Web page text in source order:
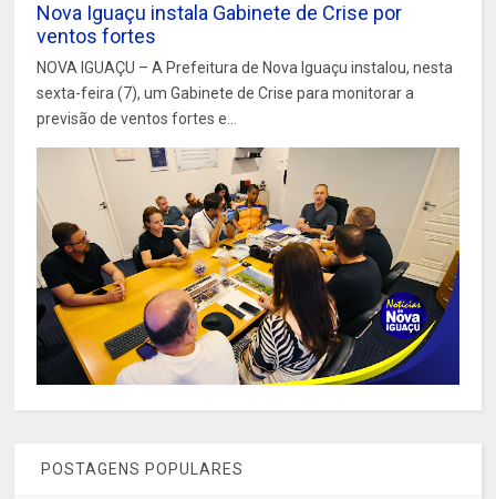
Nova Iguaçu instala Gabinete de Crise por
ventos fortes
NOVA IGUAÇU – A Prefeitura de Nova Iguaçu instalou, nesta
sexta-feira (7), um Gabinete de Crise para monitorar a
previsão de ventos fortes e...
POSTAGENS POPULARES